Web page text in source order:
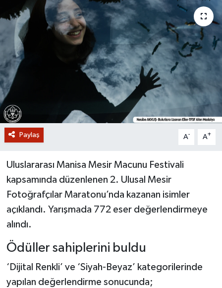
Paylaş A- A+
Uluslararası Manisa Mesir Macunu Festivali
kapsamında düzenlenen 2. Ulusal Mesir
Fotoğrafçılar Maratonu’nda kazanan isimler
açıklandı. Yarışmada 772 eser değerlendirmeye
alındı.
Ödüller sahiplerini buldu
‘Dijital Renkli’ ve ‘Siyah-Beyaz’ kategorilerinde
yapılan değerlendirme sonucunda;
İLETİŞİM